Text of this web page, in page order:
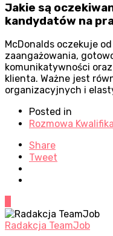
Jakie są
kandydatów na
McDonalds oczekuje
zaangażowania,
komunikatywności
klienta. Ważne jest
organizacyjnych i
Posted in
Rozmowa
Share
Tweet
Radakcja TeamJob